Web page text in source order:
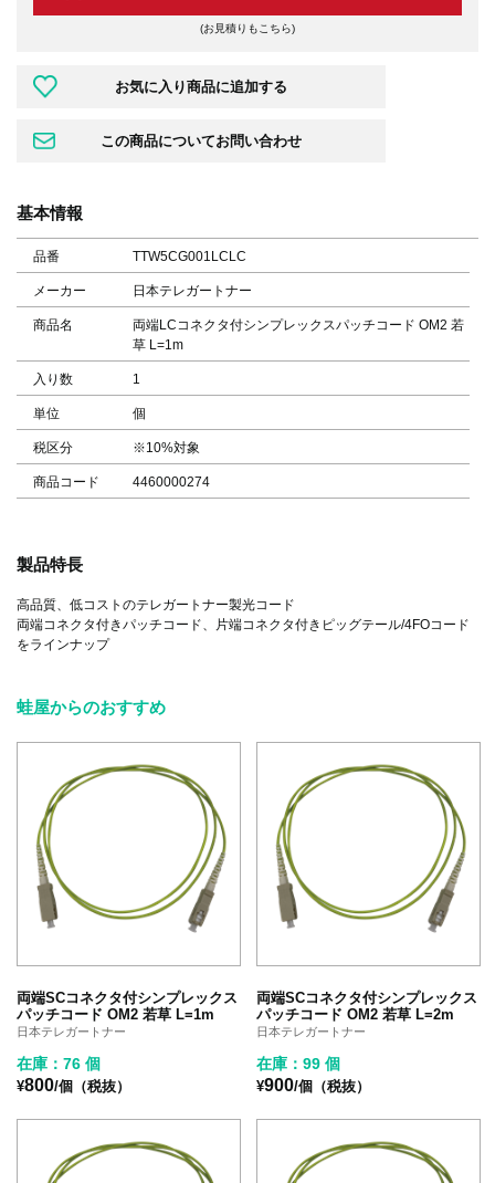
(お見積りもこちら)
基本情報
品番 TTW5CG001LCLC
メーカー 日本テレガートナー
商品名
両端LCコネクタ付シンプレックスパッチコード OM2 若
草 L=1m
入り数 1
単位 個
税区分 ※10%対象
商品コード 4460000274
製品特長
高品質、低コストのテレガートナー製光コード
両端コネクタ付きパッチコード、片端コネクタ付きピッグテール/4FOコード
をラインナップ
蛙屋からのおすすめ
両端SCコネクタ付シンプレックス
パッチコード OM2 若草 L=1m
日本テレガートナー
在庫：76 個
¥800/個（税抜）
両端SCコネクタ付シンプレックス
パッチコード OM2 若草 L=2m
日本テレガートナー
在庫：99 個
¥900/個（税抜）